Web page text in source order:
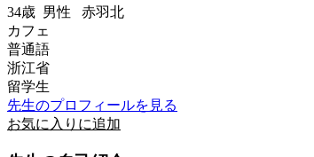
34歳 男性 赤羽北
カフェ
普通語
浙江省
留学生
先生のプロフィールを見る
お気に入りに追加